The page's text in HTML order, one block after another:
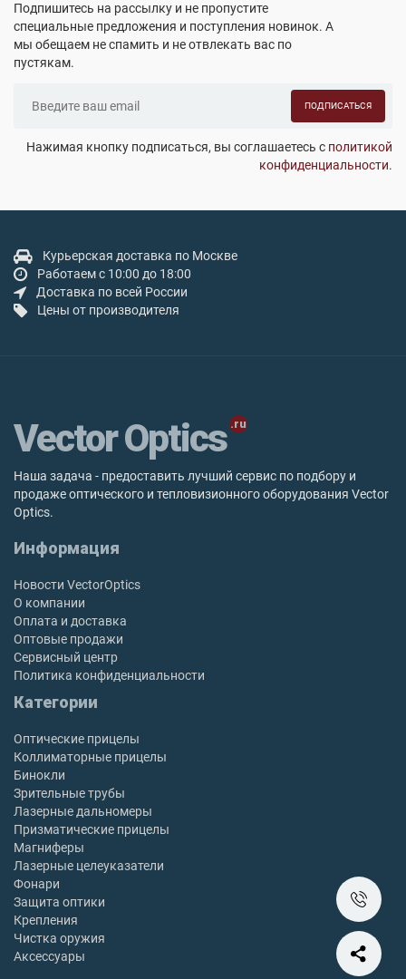
Подпишитесь на рассылку и не пропустите
специальные предложения и поступления новинок. А
мы обещаем не спамить и не отвлекать вас по
пустякам.
ПОДПИСАТЬСЯ
Нажимая кнопку подписаться, вы соглашаетесь с политикой
конфиденциальности.
Курьерская доставка по Москве
Работаем с 10:00 до 18:00
Доставка по всей России
Цены от производителя
Vector Optics
Наша задача - предоставить лучший сервис по подбору и
продаже оптического и тепловизионного оборудования Vector
Optics.
Информация
Новости VectorOptics
О компании
Оплата и доставка
Оптовые продажи
Сервисный центр
Политика конфиденциальности
Категории
Оптические прицелы
Коллиматорные прицелы
Бинокли
Зрительные трубы
Лазерные дальномеры
Призматические прицелы
Магниферы
Лазерные целеуказатели
Фонари
Защита оптики
Крепления
Чистка оружия
Аксессуары